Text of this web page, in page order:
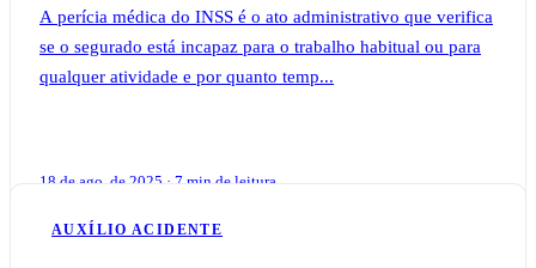
A perícia médica do INSS é o ato administrativo que verifica
se o segurado está incapaz para o trabalho habitual ou para
qualquer atividade e por quanto temp...
18 de ago. de 2025 · 7 min de leitura
AUXÍLIO ACIDENTE